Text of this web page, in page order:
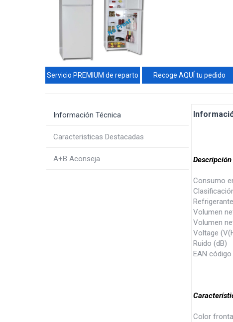
Servicio PREMIUM de reparto Recoge AQUÍ tu pedido
Información Técnica
Caracteristicas Destacadas
A+B Aconseja Descripción
Consumo
Volumen
Volumen
Voltage
Ruido (dB)
EAN
Color